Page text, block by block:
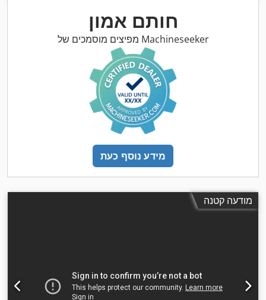
חותם אמון
מפיצים מוסמכים של Machineseeker
מידע נוסף כעת
מודעה קטנה